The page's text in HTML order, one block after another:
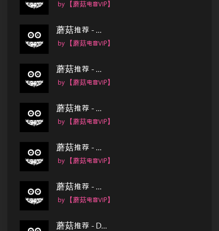
by 【蘑菇电音VIP】
蘑菇推荐 - ...
by 【蘑菇电音VIP】
蘑菇推荐 - ...
by 【蘑菇电音VIP】
蘑菇推荐 - ...
by 【蘑菇电音VIP】
蘑菇推荐 - ...
by 【蘑菇电音VIP】
蘑菇推荐 - ...
by 【蘑菇电音VIP】
蘑菇推荐 - D...